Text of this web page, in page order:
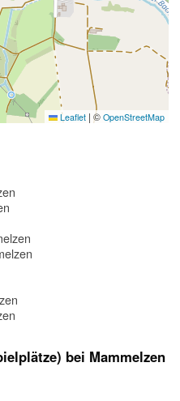
Leaflet | © OpenStreetMap
bei Mammelzen